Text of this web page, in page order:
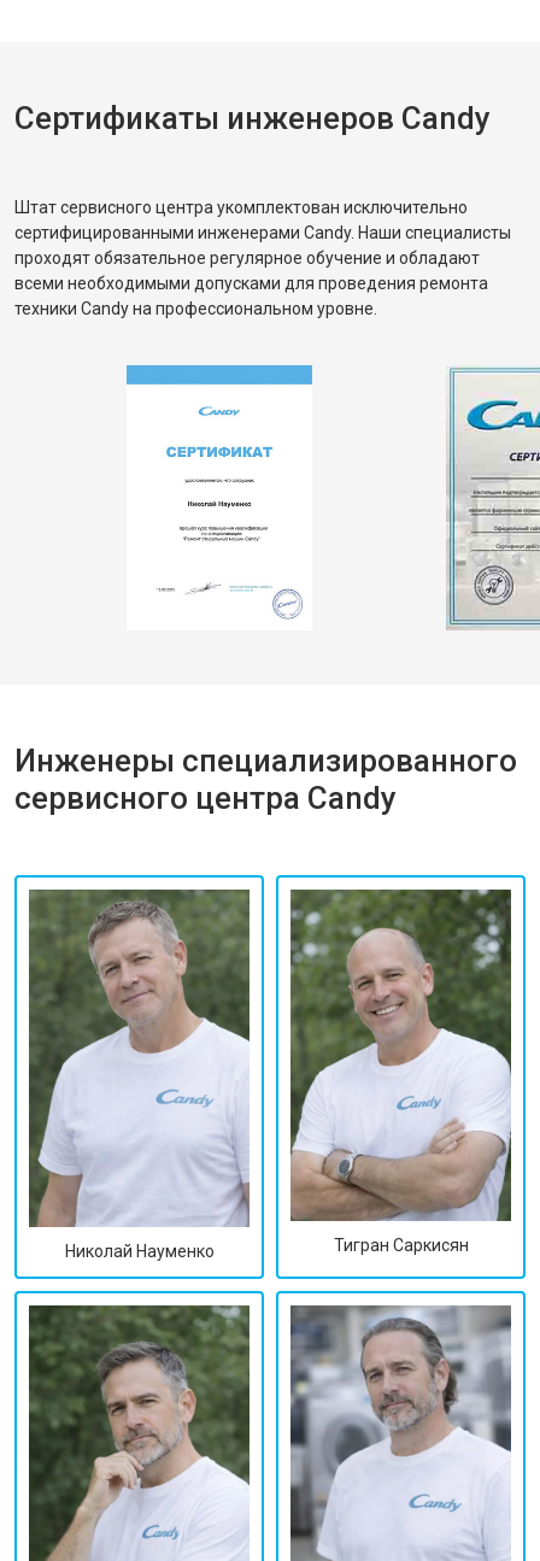
Сертификаты инженеров Candy
Штат сервисного центра укомплектован исключительно
сертифицированными инженерами Candy. Наши специалисты
проходят обязательное регулярное обучение и обладают
всеми необходимыми допусками для проведения ремонта
техники Candy на профессиональном уровне.
Инженеры специализированного
сервисного центра Candy
Николай Науменко Тигран Саркисян